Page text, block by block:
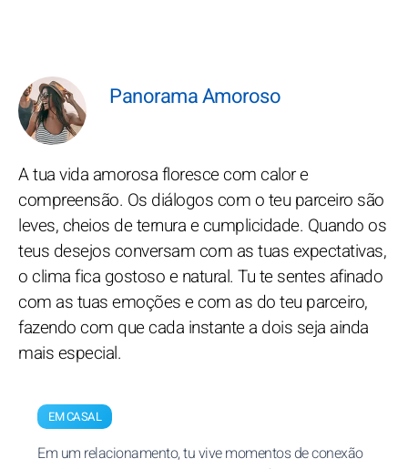
Panorama Amoroso
A tua vida amorosa floresce com calor e
compreensão. Os diálogos com o teu parceiro são
leves, cheios de ternura e cumplicidade. Quando os
teus desejos conversam com as tuas expectativas,
o clima fica gostoso e natural. Tu te sentes afinado
com as tuas emoções e com as do teu parceiro,
fazendo com que cada instante a dois seja ainda
mais especial.
EM CASAL
Em um relacionamento, tu vive momentos de conexão